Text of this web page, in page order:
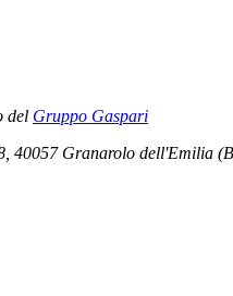
del Gruppo Gaspari
40057 Granarolo dell'Emilia